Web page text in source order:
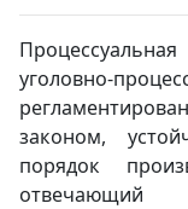
уголовно-
законом,
порядок